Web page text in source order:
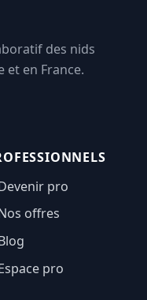
des nids
et en France.
pro
offres
pro